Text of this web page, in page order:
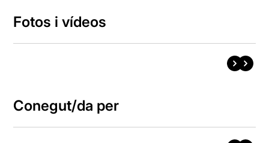
Fotos i vídeos
Conegut/da per